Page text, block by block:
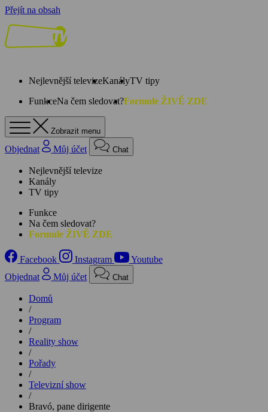
Přejít na obsah
Nejlevnější televizeKanályTV tipy
FunkceNa čem sledovat?Formule ŽIVĚ ZDE
Zobrazit menu
Objednat Můj účet Chat
Nejlevnější televize
Kanály
TV tipy
Funkce
Na čem sledovat?
Formule ŽIVĚ ZDE
Facebook Instagram
Youtube
Objednat
Můj účet Chat
Domů
/
Program
/
Reality show
/
Pořady
/
Televizní show
/
Bravó, pane dirigente